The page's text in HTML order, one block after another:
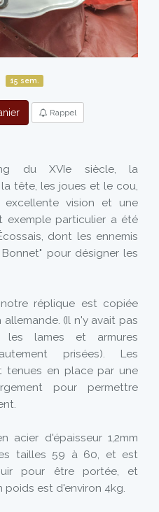
15 sem.
Rappel
du XVIe siècle, la
tête, les joues et le cou,
vision et une
exemple particulier a été
dont les ennemis
pour désigner les
réplique est copiée
(Il n'y avait pas
les lames et armures
prisées). Les
tenues en place par une
pour permettre
acier d'épaisseur 1,2mm
tailles 59 à 60, et est
pour être portée, et
poids est d'environ 4kg.